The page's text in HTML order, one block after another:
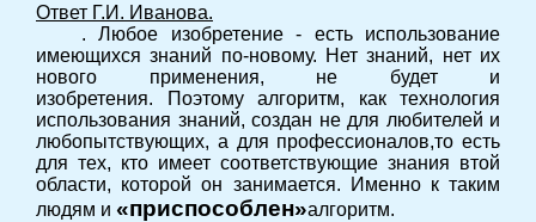
Ответ Г.И. Иванова.
. Любое изобретение - есть использование
имеющихся знаний по-новому. Нет знаний, нет их
нового применения, не будет и
изобретения. Поэтому алгоритм, как технология
использования знаний, создан не для любителей и
любопытствующих, а для профессионалов,то есть
для тех, кто имеет соответствующие знания втой
области, которой он занимается. Именно к таким
людям и «приспособлен»алгоритм.